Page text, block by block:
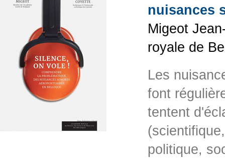
nuisances
Migeot
royale de
Les
font
tentent
politique,